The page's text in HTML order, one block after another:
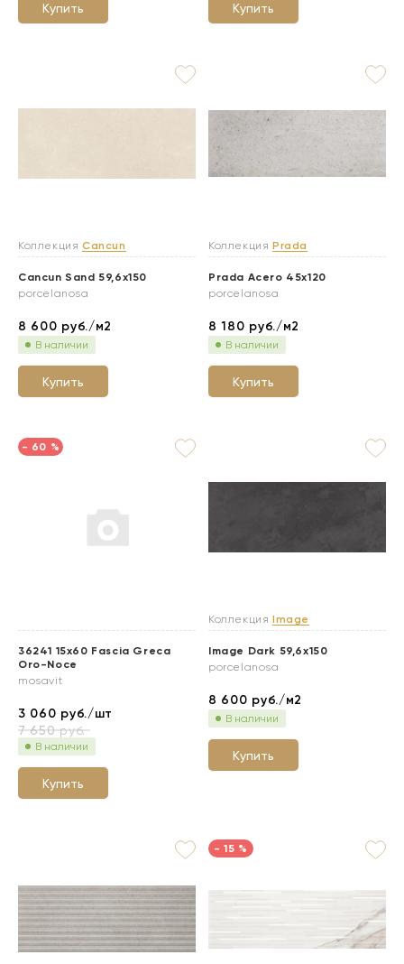
Купить Купить
Коллекция Cancun
Cancun Sand 59,6x150
porcelanosa
8 600 руб./м2
В наличии
Купить
Коллекция Prada
Prada Acero 45x120
porcelanosa
8 180 руб./м2
В наличии
Купить
- 60 %
36241 15x60 Fascia Greca
Oro-Noce
mosavit
3 060 руб./шт
7 650руб.
В наличии
Купить
Коллекция Image
Image Dark 59,6x150
porcelanosa
8 600 руб./м2
В наличии
Купить
- 15 %